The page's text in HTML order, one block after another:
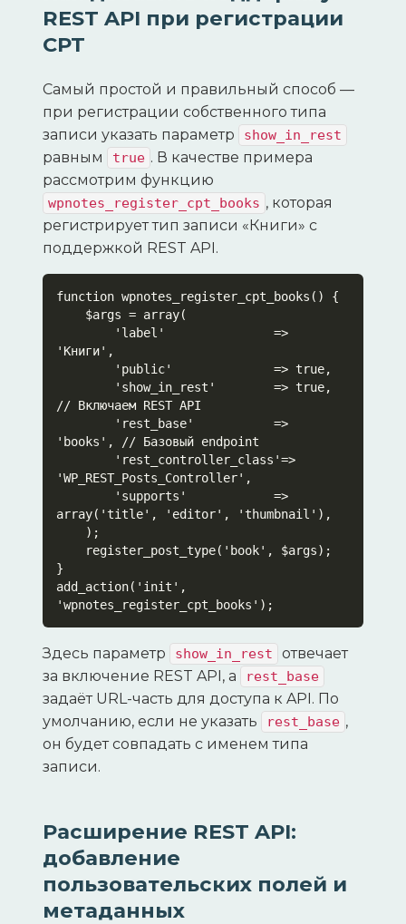
REST API при регистрации
CPT
Самый простой и правильный способ —
при регистрации собственного типа
записи указать параметр
show_in_rest
равным true . В качестве примера
рассмотрим функцию
wpnotes_register_cpt_books , которая
регистрирует тип записи «Книги» с
поддержкой REST API.
function wpnotes_register_cpt_books() {
'Книги',
// Включаем REST API
'books', // Базовый endpoint
'WP_REST_Posts_Controller',
array('title', 'editor', 'thumbnail'),
}
add_action('init',
'wpnotes_register_cpt_books');
Здесь параметр show_in_rest
отвечает
за включение REST API, а
rest_base
задаёт URL-часть для доступа к API. По
умолчанию, если не указать
rest_base ,
он будет совпадать с именем типа
записи.
Расширение REST API:
добавление
пользовательских полей и
метаданных